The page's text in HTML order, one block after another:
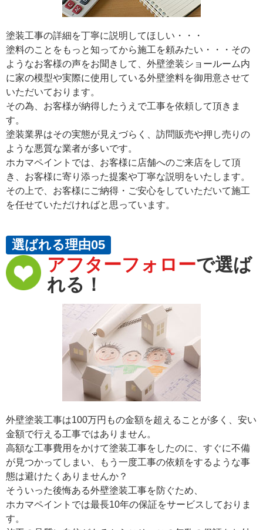
塗装工事の詳細を丁寧に説明してほしい・・・
塗料のことをもっと知ってから施工を頼みたい・・・その
ようなお客様の声をお聞きして、外壁塗装ショールーム内
に家の模型や実際に使用している外壁塗料を御用意させて
いただいております。
その為、お客様が納得したうえで工事を依頼して頂きま
す。
塗装業界はその実態が見えづらく、訪問販売や押し売りの
ような悪質な業者が多いです。
ホカマペイントでは、お客様に店舗へのご来店をして頂
き、お客様に寄り添った提案や丁寧な説明をいたします。
その上で、お客様にご納得・ご安心をしていただいて施工
を任せていただければと思っています。
アフターフォローで選ば
れる！
選ばれる理由05
外壁塗装工事は100万円もの金額を超えることが多く、安い
金額で行える工事ではありません。
高額な工事費用をかけて塗装工事をしたのに、すぐに不備
が見つかってしまい、もう一度工事の依頼をするような事
態は避けたくありませんか？
そういった後悔ある外壁塗装工事を防ぐため、
ホカマペイントでは最長10年の保証をサービスしておりま
す。